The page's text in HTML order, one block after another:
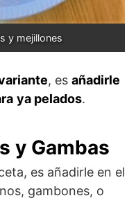
y mejillones
, es añadirle
ya pelados.
y Gambas
es añadirle en el
gambones, o